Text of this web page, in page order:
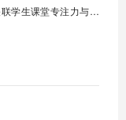
学生课堂专注力与学
控制系统，实现温度
护六大模块一体化运
化风扇管理方案。